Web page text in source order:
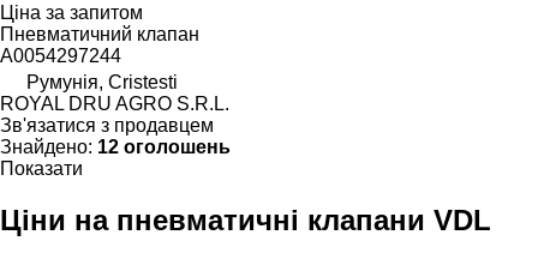
Ціна за запитом
Пневматичний клапан
A0054297244
Румунія, Cristesti
ROYAL DRU AGRO S.R.L.
Зв'язатися з продавцем
Знайдено: 12 оголошень
Показати
Ціни на пневматичні клапани VDL